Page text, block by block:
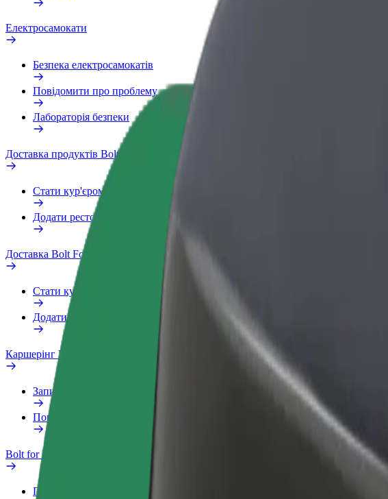
Електросамокати
Безпека електросамокатів
Повідомити про проблему
Лабораторія безпеки
Доставка продуктів Bolt Market
Стати кур'єром
Додати ресторан чи крамницю
Доставка Bolt Food
Стати кур'єром
Додати ресторан чи крамницю
Каршерінг Bolt Drive
Запитання та відповіді
Повідомити про проблему з ТЗ
Bolt for Business
Переваги